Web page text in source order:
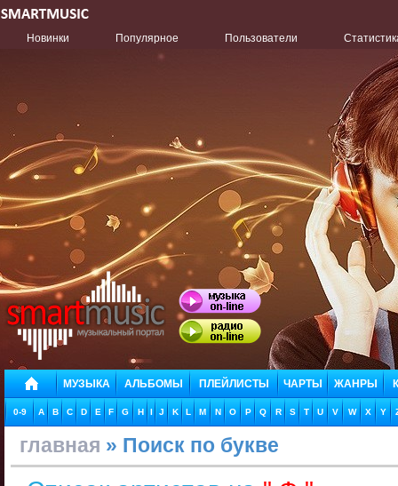
Новинки Популярное Пользователи
МУЗЫКА АЛЬБОМЫ ПЛЕЙЛИСТЫ ЧАРТЫ ЖАНРЫ
0-9 A B C D E F G H I J K L M N O P Q R S T U V W X Y
главная » Поиск по букве